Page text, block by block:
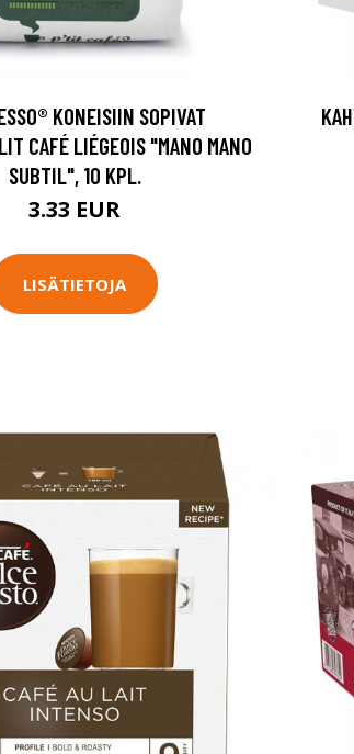
KONEISIIN SOPIVAT
CAFÉ LIÉGEOIS "MANO MANO
SUBTIL", 10 KPL.
3.33 EUR
LISÄTIETOJA